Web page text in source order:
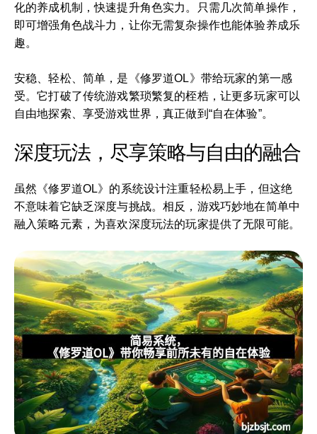
化的养成机制，快速提升角色实力。只需几次简单操作，
即可增强角色战斗力，让你无需复杂操作也能体验养成乐
趣。
安稳、轻松、简单，是《修罗道OL》带给玩家的第一感
受。它打破了传统游戏繁琐繁复的桎梏，让更多玩家可以
自由地探索、享受游戏世界，真正做到“自在体验”。
深度玩法，尽享策略与自由的融合
虽然《修罗道OL》的系统设计注重轻松易上手，但这绝
不意味着它缺乏深度与挑战。相反，游戏巧妙地在简单中
融入策略元素，为喜欢深度玩法的玩家提供了无限可能。